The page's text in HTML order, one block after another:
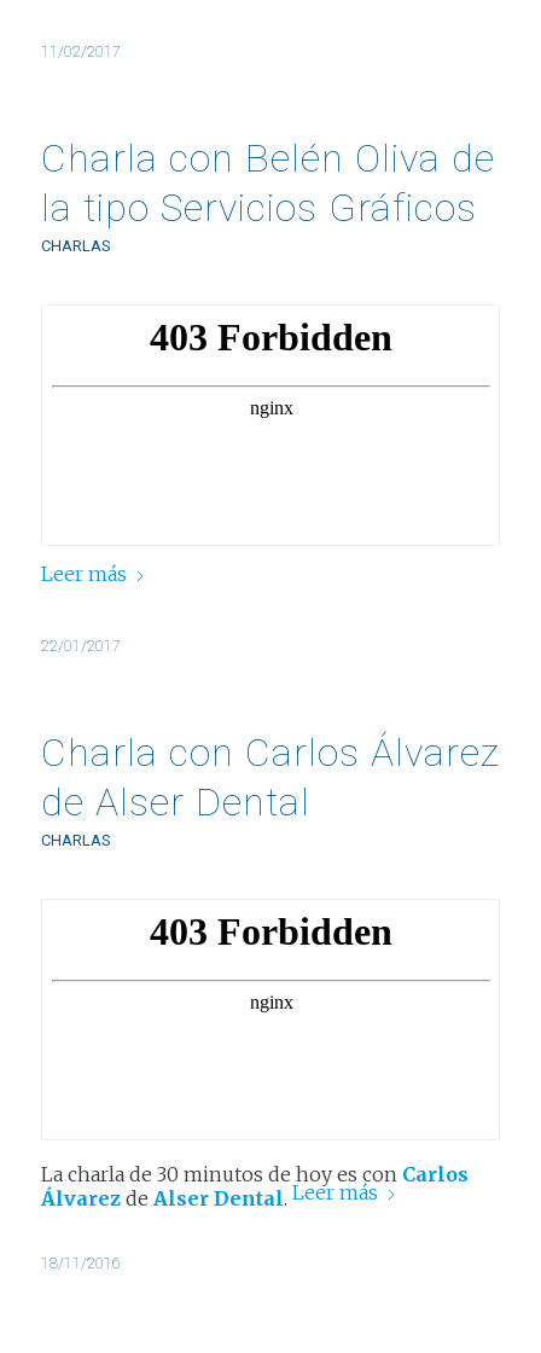
11/02/2017
Charla con Belén Oliva de
la tipo Servicios Gráficos
CHARLAS
Leer más
22/01/2017
Charla con Carlos Álvarez
de Alser Dental
CHARLAS
La charla de 30 minutos de hoy es con Carlos
Álvarezde Alser Dental. Leer más
18/11/2016